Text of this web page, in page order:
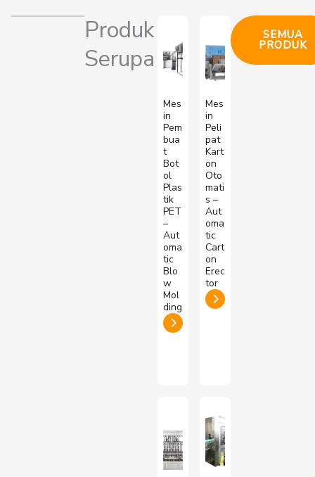
Produk
Serupa
Mes
in
Pem
bua
t
Bot
ol
Plas
tik
PET
–
Aut
oma
tic
Blo
w
Mol
ding
Mes
in
Peli
pat
Kart
on
Oto
mati
s –
Aut
oma
tic
Cart
on
Erec
tor
SEMUA
PRODUK